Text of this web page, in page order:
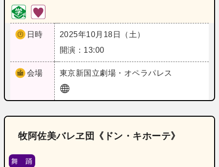
日時
2025年10月18日（土）
開演：13:00
会場 東京新国立劇場・オペラパレス
牧阿佐美バレヱ団《ドン・キホーテ》
舞 踊